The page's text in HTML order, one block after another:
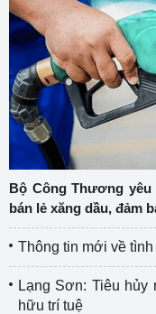
Bộ Công Thương
bán lẻ xăng dầu, đảm
Thông tin mới về
Lạng Sơn: Tiêu hủy
hữu trí tuệ